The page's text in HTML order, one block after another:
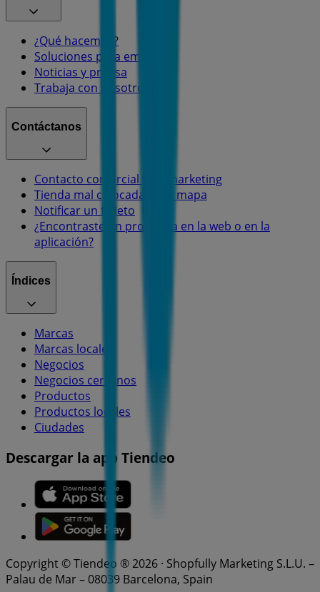
¿Qué hacemos?
Soluciones para empresas
Noticias y prensa
Trabaja con nosotros
Contáctanos
Contacto comercial y de marketing
Tienda mal colocada en el mapa
Notificar un folleto
¿Encontraste un problema en la web o en la
aplicación?
Índices
Marcas
Marcas locales
Negocios
Negocios cercanos
Productos
Productos locales
Ciudades
Descargar la app Tiendeo
Copyright © Tiendeo ® 2026 · Shopfully Marketing S.L.U. –
Palau de Mar – 08039 Barcelona, Spain